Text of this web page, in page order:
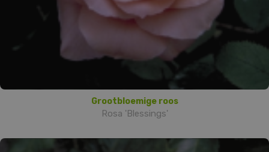
Grootbloemige roos
Rosa 'Blessings'